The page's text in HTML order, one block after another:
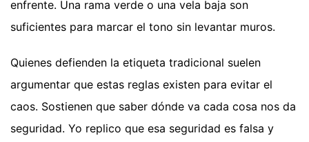
enfrente. Una rama verde o una vela baja son
suficientes para marcar el tono sin levantar muros.
Quienes defienden la etiqueta tradicional suelen
argumentar que estas reglas existen para evitar el
caos. Sostienen que saber dónde va cada cosa nos da
seguridad. Yo replico que esa seguridad es falsa y